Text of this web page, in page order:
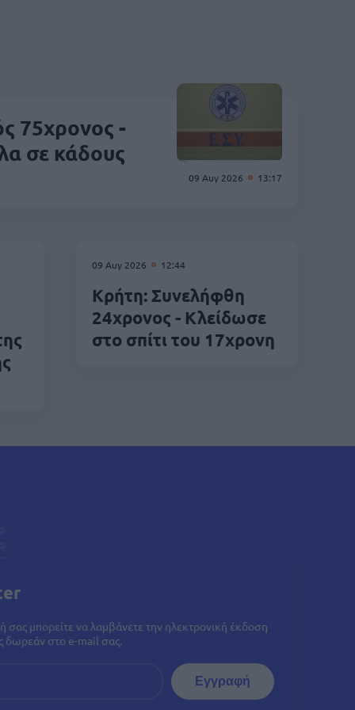
09 Αυγ 2026 13:17
75χρονος -
σε κάδους
09 Αυγ 2026 12:44
Κρήτη: Συνελήφθη
24χρονος - Κλείδωσε
στο σπίτι του 17χρονη
σας μπορείτε να λαμβάνετε την ηλεκτρονική έκδοση
δωρεάν στο e-mail σας.